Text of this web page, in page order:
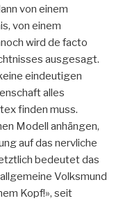
von einem
von einem
wird de facto
ausgesagt.
eindeutigen
alles
finden muss.
Modell anhängen,
auf das nervliche
bedeutet das
Volksmund
Kopf!», seit